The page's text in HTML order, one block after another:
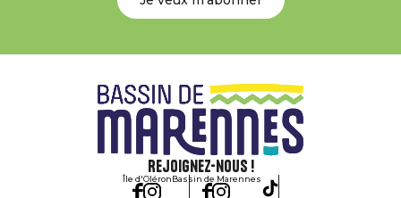
Rejoignez-nous !
Île d'OléronBassin de Marennes